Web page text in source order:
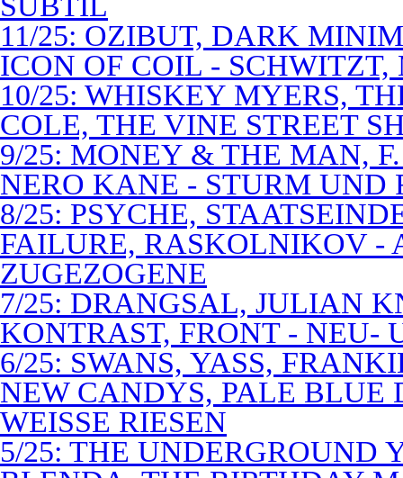
11/25: OZIBUT, DARK
ICON OF COIL -
10/25: WHISKEY MYERS,
COLE, THE VINE STREET
9/25: MONEY & THE MAN,
NERO KANE - STURM UND
8/25: PSYCHE,
FAILURE, RASKOLNIKOV -
ZUGEZOGENE
7/25: DRANGSAL, JULIAN
KONTRAST, FRONT - NEU-
6/25: SWANS, YASS,
NEW CANDYS, PALE BLUE
WEISSE RIESEN
5/25: THE UNDERGROUND